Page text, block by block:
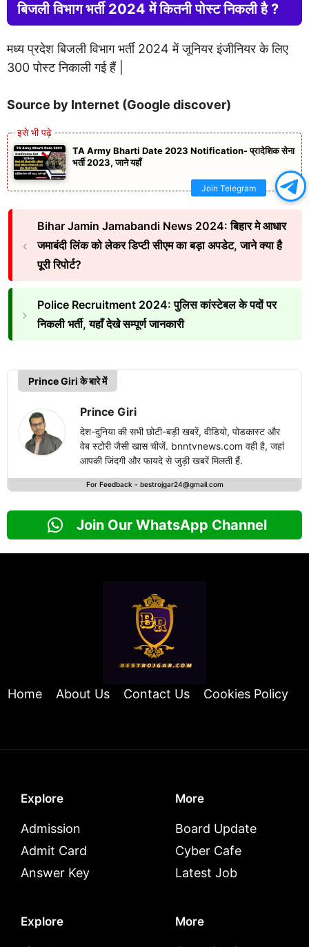
बिजली विभाग भर्ती 2024 में कितनी पोस्ट निकली है ?
मध्य प्रदेश बिजली विभाग भर्ती 2024 में जूनियर इंजीनियर के लिए
300 पोस्ट निकाली गई हैं |
Source by Internet (Google discover)
TA Army Bharti Date 2023 Notification- प्रादेशिक सेना
भर्ती 2023, जाने यहाँ
Bihar Jamin Jamabandi News 2024: बिहार मे आधार
जमाबंदी लिंक को लेकर डिप्टी सीएम का बड़ा अपडेट, जाने क्या है
पूरी रिपोर्ट?
Police Recruitment 2024: पुलिस कांस्टेबल के पदों पर
निकली भर्ती, यहाँ देखे सम्पूर्ण जानकारी
Prince Giri के बारे में
Prince Giri
देश-दुनिया की सभी छोटी-बड़ी खबरें, वीडियो, पोडकास्ट और
वेब स्टोरी जैसी खास चीजें. bnntvnews.com वही है, जहां
आपकी जिंदगी और फायदे से जुड़ी खबरें मिलती हैं.
For Feedback - bestrojgar24@gmail.com
Join Our WhatsApp Channel
Home About Us Contact Us Cookies Policy
Explore
Admission
Admit Card
Answer Key
More
Board Update
Cyber Cafe
Latest Job
Explore More
Join Telegram